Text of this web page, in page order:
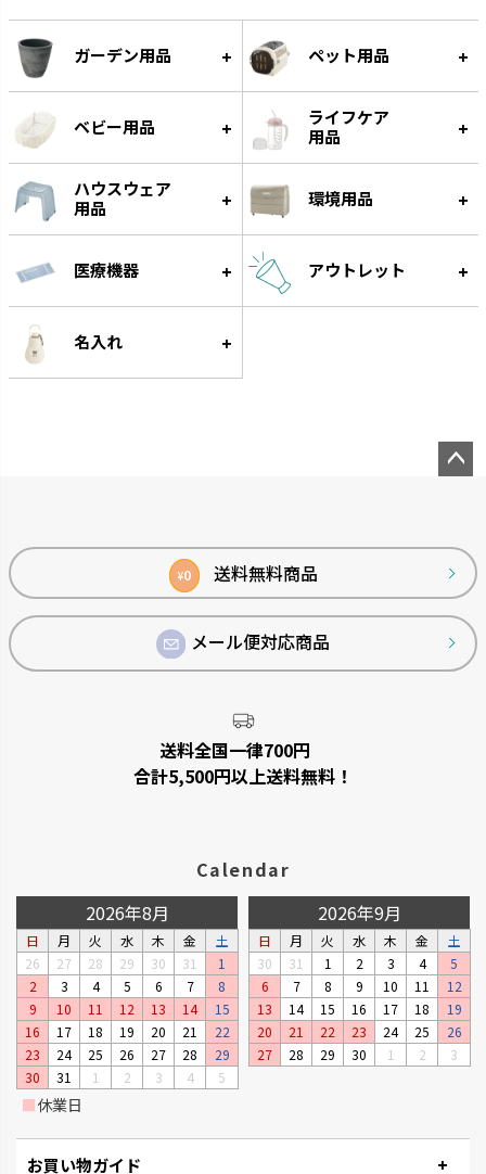
スラック ジョーロ
大容量なのにスリムなじょうろ
です。
グレース
菜園上手
います。
ベビーリーフプランター
窓辺やキッチンで、手軽に菜園が
楽しめるプランターです。
ステッチ
やさしいたたずまいのプランタ
ーです。
ガーデン用品 ペット用品
ベビー用品
ライフケア
用品
ハウスウェア
用品
環境用品
医療機器 アウトレット
名入れ
¥0 送料無料商品
メール便対応商品
送料全国一律700円
合計5,500円以上送料無料！
Calendar
2026年8月
日 月 火 水 木 金
土
26
27 28 29 30 31
1
2
3 4 5 6 7
8
9
10 11 12 13 14
15
16
17 18 19 20 21
22
23
24 25 26 27 28
29
30
31 1 2 3 4 5
2026年9月
日 月 火 水 木 金
土
30
31 1 2 3 4
5
6
7 8 9 10 11
12
13
14 15 16 17 18
19
20
21 22 23 24 25
26
27
28 29 30 1 2 3
■休業日
お買い物ガイド
ップ
へ